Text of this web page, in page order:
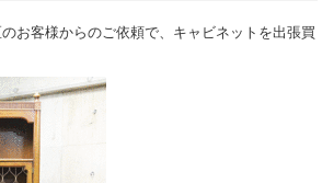
お客様からのご依頼で、キャビネットを出張買